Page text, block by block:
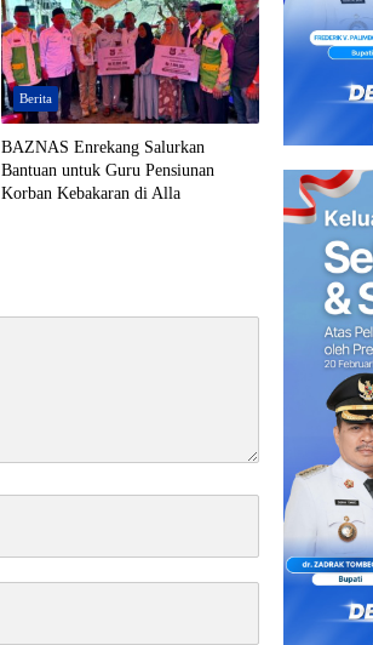
Berita
BAZNAS Enrekang Salurkan
Bantuan untuk Guru Pensiunan
Korban Kebakaran di Alla